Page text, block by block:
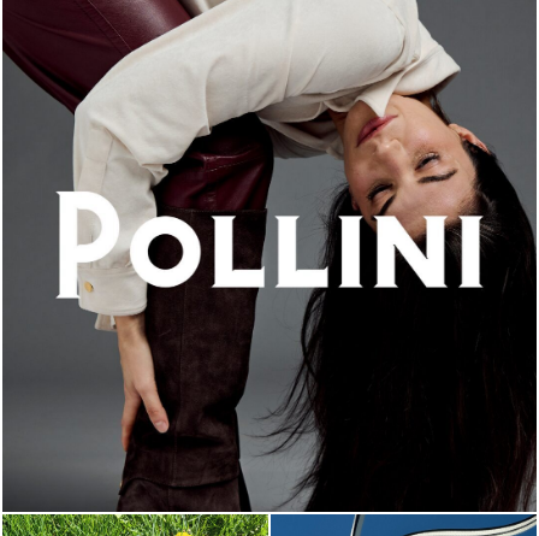
An ode to the house’s vibrant Italian roots, the new...